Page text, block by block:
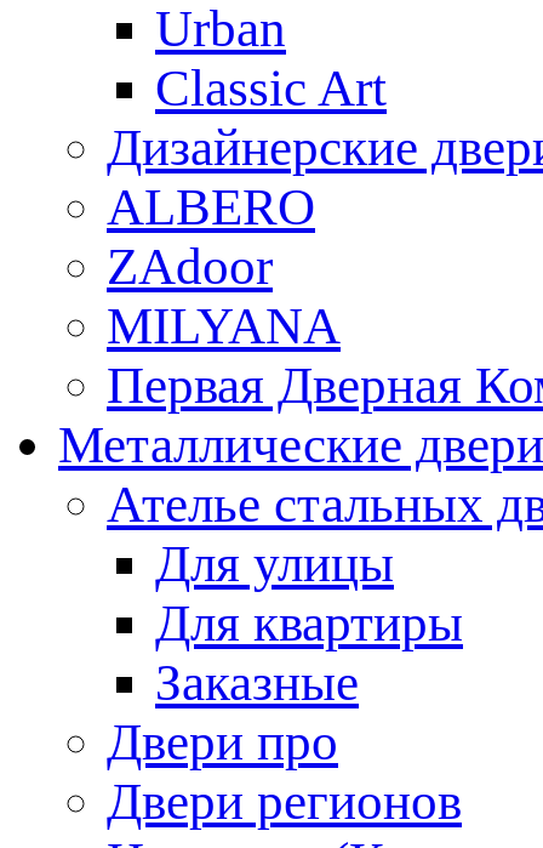
Urban
Classic Art
Дизайнерские
ALBERO
ZAdoor
MILYANA
Первая Дверная
Металлические двери
Ателье стальных
Для улицы
Для квартиры
Заказные
Двери про
Двери регионов